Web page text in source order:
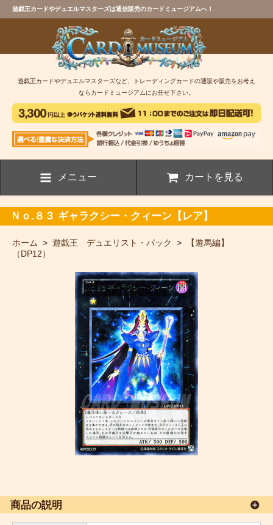
遊戯王カードやデュエルマスターズは通信販売のカードミュージアムへ！
遊戯王カードやデュエルマスターズなど、トレーディングカードの通販や販売をお考え
ならカードミュージアムにお任せ下さい。
メニュー カートを見る
Ｎｏ.８３ ギャラクシー・クィーン【レア】
ホーム > 遊戯王 デュエリスト・パック >
【遊馬編】
（DP12）
商品の説明